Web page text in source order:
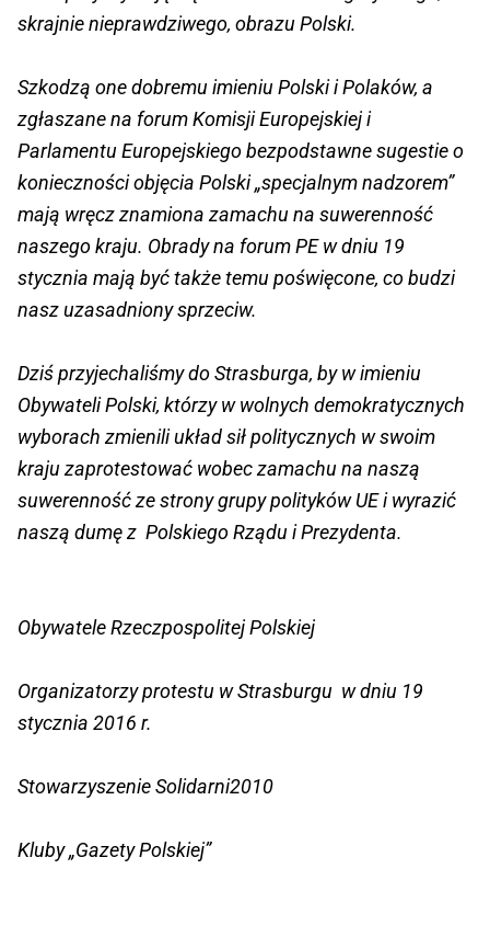
skrajnie nieprawdziwego, obrazu Polski.
Szkodzą one dobremu imieniu Polski i Polaków, a
zgłaszane na forum Komisji Europejskiej i
Parlamentu Europejskiego bezpodstawne sugestie o
konieczności objęcia Polski „specjalnym nadzorem”
mają wręcz znamiona zamachu na suwerenność
naszego kraju. Obrady na forum PE w dniu 19
stycznia mają być także temu poświęcone, co budzi
nasz uzasadniony sprzeciw.
Dziś przyjechaliśmy do Strasburga, by w imieniu
Obywateli Polski, którzy w wolnych demokratycznych
wyborach zmienili układ sił politycznych w swoim
kraju zaprotestować wobec zamachu na naszą
suwerenność ze strony grupy polityków UE i wyrazić
naszą dumę z Polskiego Rządu i Prezydenta.
Obywatele Rzeczpospolitej Polskiej
Organizatorzy protestu w Strasburgu w dniu 19
stycznia 2016 r.
Stowarzyszenie Solidarni2010
Kluby „Gazety Polskiej”